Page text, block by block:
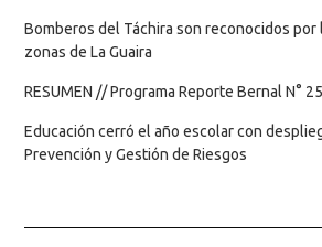
Bomberos del Táchira son reconocidos por
zonas de La Guaira
RESUMEN // Programa Reporte Bernal N°
Educación cerró el año escolar con
Prevención y Gestión de Riesgos